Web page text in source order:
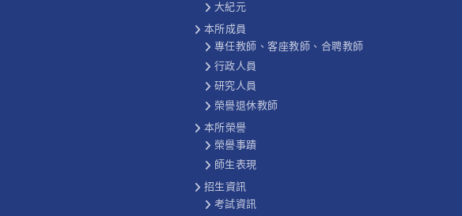
大紀元
本所成員
專任教師、客座教師、合聘教師
行政人員
研究人員
榮譽退休教師
本所榮譽
榮譽事蹟
師生表現
招生資訊
考試資訊